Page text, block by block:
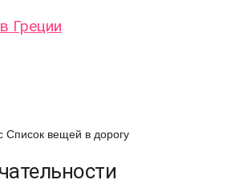
Греции
Список вещей в дорогу